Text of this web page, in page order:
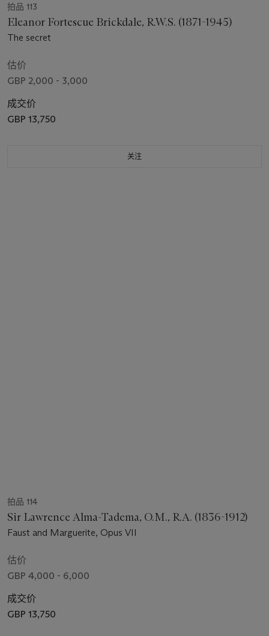
拍品 113
Eleanor Fortescue Brickdale, R.W.S. (1871-1945)
The secret
估价
GBP 2,000 - 3,000
成交价
GBP 13,750
关注
拍品 114
Sir Lawrence Alma-Tadema, O.M., R.A. (1836-1912)
Faust and Marguerite, Opus VII
估价
GBP 4,000 - 6,000
成交价
GBP 13,750